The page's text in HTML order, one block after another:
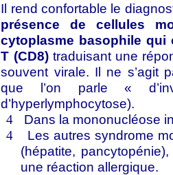
Il rend confortable le
présence de cellules
cytoplasme basophile
T (CD8)traduisant une
souvent virale. Il ne s’agit
que l’on parle «
d’hyperlymphocytose).
4 Dans la mononucléose
4
Les autres syndrome
(hépatite,
une réaction allergique.